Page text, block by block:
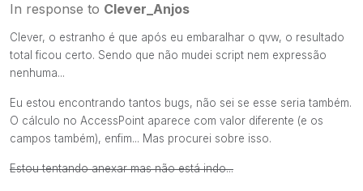
In response to Clever_Anjos
Clever, o estranho é que após eu embaralhar o qvw, o resultado
total ficou certo. Sendo que não mudei script nem expressão
nenhuma...
Eu estou encontrando tantos bugs, não sei se esse seria também.
O cálculo no AccessPoint aparece com valor diferente (e os
campos também), enfim... Mas procurei sobre isso.
Estou tentando anexar mas não está indo...